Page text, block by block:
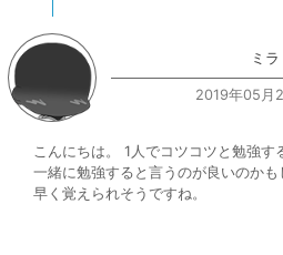
ミラ
2019年05月
こんにちは。 1人でコツコツと勉強す
一緒に勉強すると言うのが良いのか
早く覚えられそうですね。